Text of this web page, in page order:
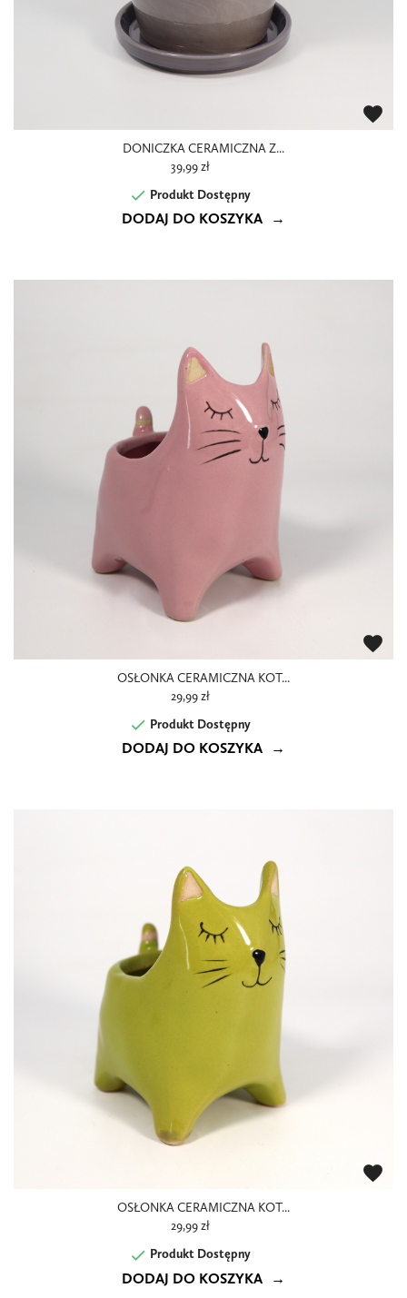
DONICZKA CERAMICZNA Z...
39,99 zł
 Produkt Dostępny
favorite
DODAJ DO KOSZYKA
OSŁONKA CERAMICZNA KOT...
29,99 zł
 Produkt Dostępny
favorite
DODAJ DO KOSZYKA
OSŁONKA CERAMICZNA KOT...
29,99 zł
 Produkt Dostępny
favorite
DODAJ DO KOSZYKA